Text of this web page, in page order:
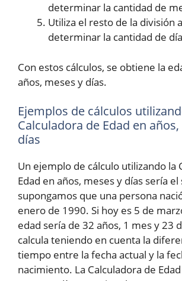
determinar la cantidad de
Utiliza el resto de la división
determinar la cantidad de
Con estos cálculos, se obtiene la
años, meses y días.
Ejemplos de cálculos
Calculadora de Edad en
días
Un ejemplo de cálculo utilizando la
Edad en años, meses y días sería
supongamos que una persona
enero de 1990. Si hoy es 5 de
edad sería de 32 años, 1 mes y 23
calcula teniendo en cuenta la
tiempo entre la fecha actual y la
nacimiento. La Calculadora de